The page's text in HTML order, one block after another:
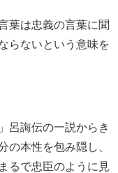
葉は忠義の言葉に聞
らないという意味を
呂誨伝の一説からき
の本性を包み隠し、
るで忠臣のように見